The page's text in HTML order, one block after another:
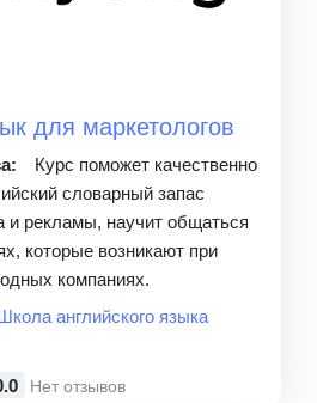
для маркетологов
Курс поможет качественно
словарный запас
и рекламы, научит общаться
которые возникают при
компаниях.
английского языка
Нет отзывов